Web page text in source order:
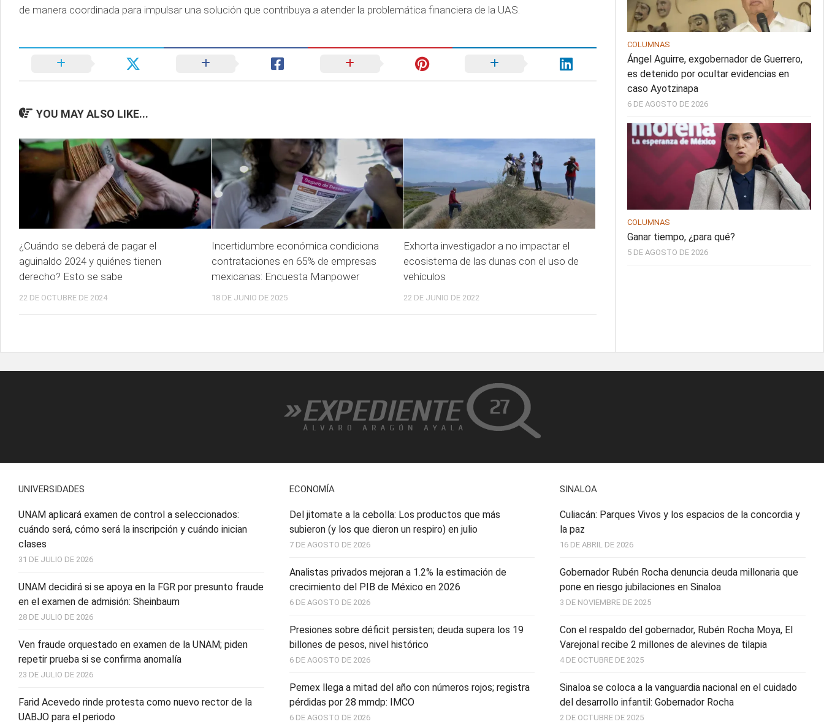
de manera coordinada para impulsar una solución que contribuya a atender la problemática financiera de la UAS.
YOU MAY ALSO LIKE...
¿Cuándo se deberá de pagar el
aguinaldo 2024 y quiénes tienen
derecho? Esto se sabe
22 DE OCTUBRE DE 2024
Incertidumbre económica condiciona
contrataciones en 65% de empresas
mexicanas: Encuesta Manpower
18 DE JUNIO DE 2025
Exhorta investigador a no impactar el
ecosistema de las dunas con el uso de
vehículos
22 DE JUNIO DE 2022
COLUMNAS
Ángel Aguirre, exgobernador de Guerrero,
es detenido por ocultar evidencias en
caso Ayotzinapa
6 DE AGOSTO DE 2026
COLUMNAS
Ganar tiempo, ¿para qué?
5 DE AGOSTO DE 2026
UNIVERSIDADES
UNAM aplicará examen de control a seleccionados:
cuándo será, cómo será la inscripción y cuándo inician
clases
31 DE JULIO DE 2026
UNAM decidirá si se apoya en la FGR por presunto fraude
en el examen de admisión: Sheinbaum
28 DE JULIO DE 2026
Ven fraude orquestado en examen de la UNAM; piden
repetir prueba si se confirma anomalía
23 DE JULIO DE 2026
Farid Acevedo rinde protesta como nuevo rector de la
UABJO para el periodo
ECONOMÍA
Del jitomate a la cebolla: Los productos que más
subieron (y los que dieron un respiro) en julio
7 DE AGOSTO DE 2026
Analistas privados mejoran a 1.2% la estimación de
crecimiento del PIB de México en 2026
6 DE AGOSTO DE 2026
Presiones sobre déficit persisten; deuda supera los 19
billones de pesos, nivel histórico
6 DE AGOSTO DE 2026
Pemex llega a mitad del año con números rojos; registra
pérdidas por 28 mmdp: IMCO
6 DE AGOSTO DE 2026
SINALOA
Culiacán: Parques Vivos y los espacios de la concordia y
la paz
16 DE ABRIL DE 2026
Gobernador Rubén Rocha denuncia deuda millonaria que
pone en riesgo jubilaciones en Sinaloa
3 DE NOVIEMBRE DE 2025
Con el respaldo del gobernador, Rubén Rocha Moya, El
Varejonal recibe 2 millones de alevines de tilapia
4 DE OCTUBRE DE 2025
Sinaloa se coloca a la vanguardia nacional en el cuidado
del desarrollo infantil: Gobernador Rocha
2 DE OCTUBRE DE 2025